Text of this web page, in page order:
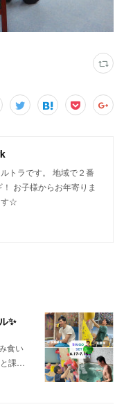
トラです。 地域で２番
お子様からお年寄りま
す☆
✨
食い
と課…